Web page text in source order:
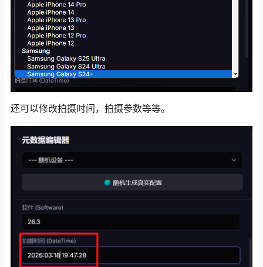
还可以修改拍摄时间，拍摄参数等等。